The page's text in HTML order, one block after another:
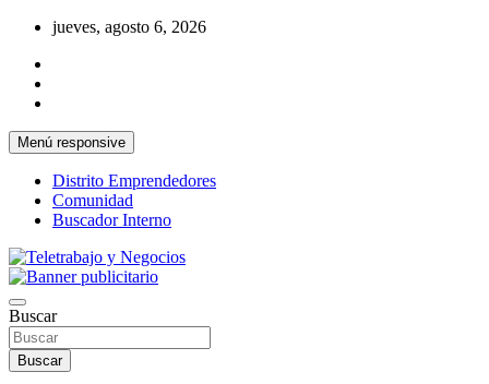
Saltar
contenido
jueves, agosto 6, 2026
Menú responsive
Distrito Emprendedores
Comunidad
Buscador Interno
Teletrabajo y Negocios
Buscar
Buscar